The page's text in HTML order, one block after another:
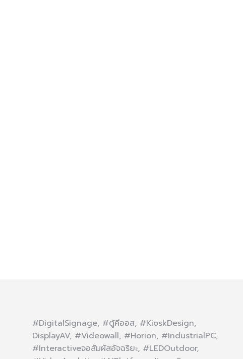
#DigitalSignage, #ตู้คีออส, #KioskDesign,
DisplayAV, #Videowall, #Horion, #IndustrialPC,
#Interactiveจอสัมผัสอัจฉริยะ, #LEDOutdoor,